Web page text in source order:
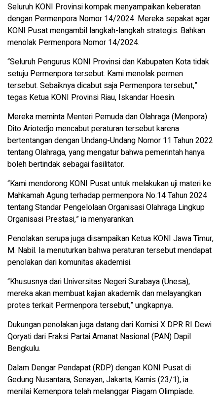
Seluruh KONI Provinsi kompak menyampaikan keberatan
dengan Permenpora Nomor 14/2024. Mereka sepakat agar
KONI Pusat mengambil langkah-langkah strategis. Bahkan
menolak Permenpora Nomor 14/2024.
“Seluruh Pengurus KONI Provinsi dan Kabupaten Kota tidak
setuju Permenpora tersebut. Kami menolak permen
tersebut. Sebaiknya dicabut saja Permenpora tersebut,”
tegas Ketua KONI Provinsi Riau, Iskandar Hoesin.
Mereka meminta Menteri Pemuda dan Olahraga (Menpora)
Dito Ariotedjo mencabut peraturan tersebut karena
bertentangan dengan Undang-Undang Nomor 11 Tahun 2022
tentang Olahraga, yang mengatur bahwa pemerintah hanya
boleh bertindak sebagai fasilitator.
“Kami mendorong KONI Pusat untuk melakukan uji materi ke
Mahkamah Agung terhadap permenpora No.14 Tahun 2024
tentang Standar Pengelolaan Organisasi Olahraga Lingkup
Organisasi Prestasi,” ia menyarankan.
Penolakan serupa juga disampaikan Ketua KONI Jawa Timur,
M. Nabil. Ia menuturkan bahwa peraturan tersebut mendapat
penolakan dari komunitas akademisi.
“Khususnya dari Universitas Negeri Surabaya (Unesa),
mereka akan membuat kajian akademik dan melayangkan
protes terkait Permenpora tersebut,” ungkapnya.
Dukungan penolakan juga datang dari Komisi X DPR RI Dewi
Qoryati dari Fraksi Partai Amanat Nasional (PAN) Dapil
Bengkulu.
Dalam Dengar Pendapat (RDP) dengan KONI Pusat di
Gedung Nusantara, Senayan, Jakarta, Kamis (23/1), ia
menilai Kemenpora telah melanggar Piagam Olimpiade.